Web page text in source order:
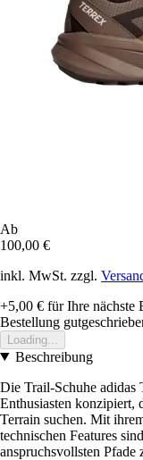
Ab
100,00 €
inkl. MwSt. zzgl.
+5,00 € für Ihre nächste
Bestellung
Loading...
Beschreibung
Die Trail-Schuhe
Enthusiasten konzipiert,
Terrain suchen. Mit
technischen Features
anspruchsvollsten Pfade